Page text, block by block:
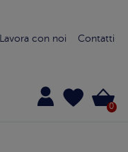
Lavora con noi Contatti
0